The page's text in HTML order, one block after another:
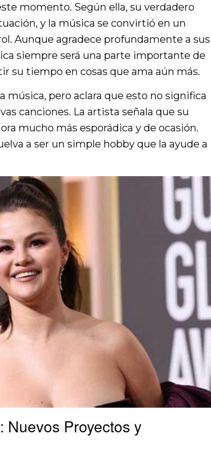
momento. Según ella, su verdadero
y la música se convirtió en un
Aunque agradece profundamente a sus
siempre será una parte importante de
su tiempo en cosas que ama aún más.
música, pero aclara que esto no significa
canciones. La artista señala que su
mucho más esporádica y de ocasión.
a ser un simple hobby que la ayude a
Nuevos Proyectos y